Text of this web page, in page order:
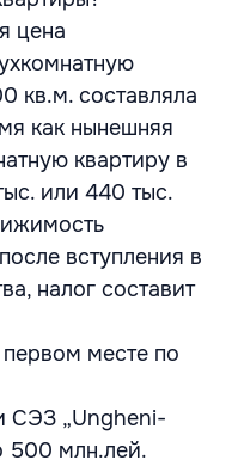
цена
кв.м. составляла
как нынешняя
квартиру в
или 440 тыс.
вступления в
налог составит
месте по
СЭЗ „Ungheni-
500 млн.лей.